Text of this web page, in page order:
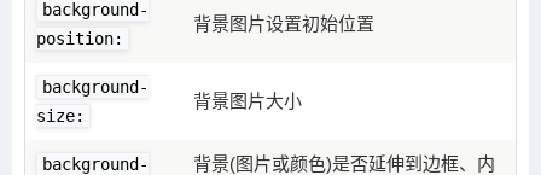
background-
position:
背景图片设置初始位置
background-
size:
背景图片大小
background-
背景(图片或颜色)是否延伸到边框、内